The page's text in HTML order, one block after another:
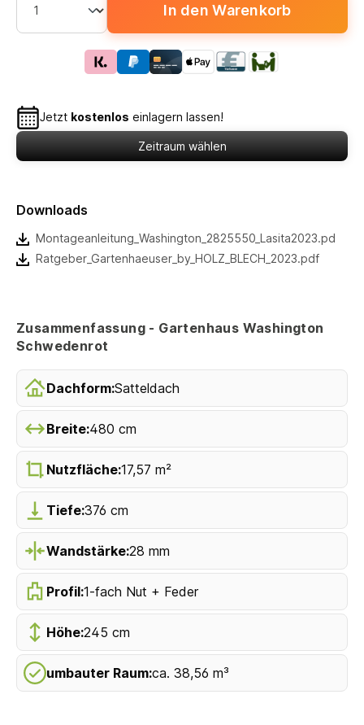
In den Warenkorb
Jetzt kostenlos einlagern lassen!
Zeitraum wählen
Downloads
Montageanleitung_Washington_2825550_Lasita2023.pdf
Ratgeber_Gartenhaeuser_by_HOLZ_BLECH_2023.pdf
Zusammenfassung - Gartenhaus Washington
Schwedenrot
Dachform:Satteldach
Breite:480 cm
Nutzfläche:17,57 m²
Tiefe:376 cm
Wandstärke:28 mm
Profil:1-fach Nut + Feder
Höhe:245 cm
umbauter Raum:ca. 38,56 m³